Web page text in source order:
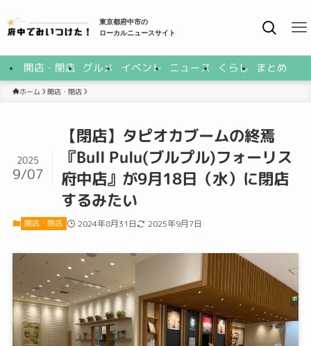
東京都府中市の
ローカルニュースサイト
開店・閉店 グルメ イベント ニュース くらし まとめ
ホーム 開店・閉店
【閉店】タピオカブームの終焉
『Bull Pulu(ブルプル)フォーリス
府中店』が9月18日（水）に閉店
するみたい
2025
9/07
開店・閉店 2024年8月31日 2025年9月7日